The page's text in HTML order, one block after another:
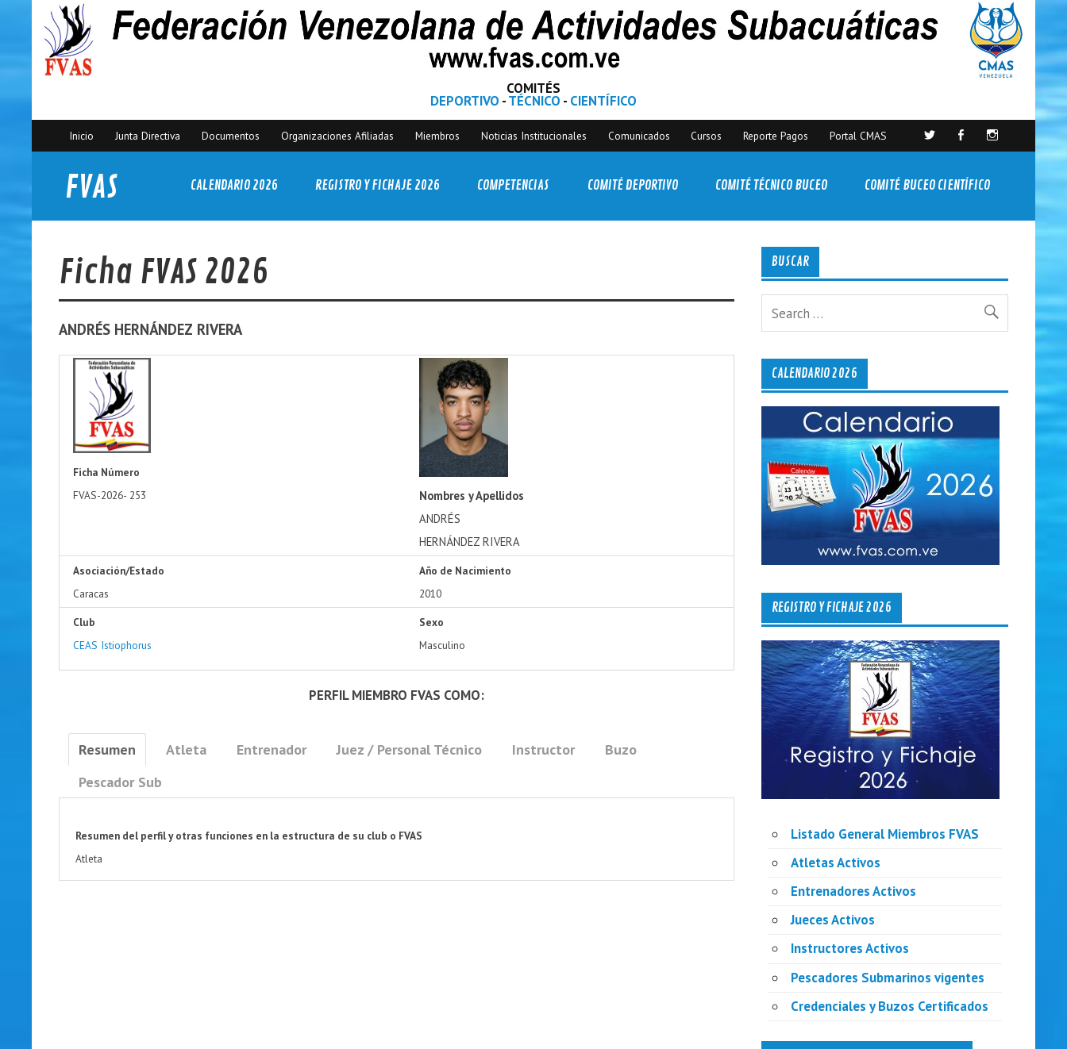
COMITÉS
DEPORTIVO -TÉCNICO - CIENTÍFICO
Inicio Junta Directiva Documentos Organizaciones Afiliadas Miembros Noticias Institucionales Comunicados Cursos Reporte Pagos Portal CMAS
FVAS
Federación Venezolana de Actividades Subacuáticas
CALENDARIO 2026 REGISTRO Y FICHAJE 2026 COMPETENCIAS COMITÉ DEPORTIVO COMITÉ TÉCNICO BUCEO COMITÉ BUCEO CIENTÍFICO
Ficha FVAS 2026
ANDRÉS HERNÁNDEZ RIVERA
Ficha Número
FVAS-2026- 253
Nombres y Apellidos
ANDRÉS
HERNÁNDEZ RIVERA
Asociación/Estado
Caracas
Año de Nacimiento
2010
Club
CEAS Istiophorus
Sexo
Masculino
PERFIL MIEMBRO FVAS COMO:
Resumen Atleta Entrenador Juez / Personal Técnico Instructor
Buzo
Pescador Sub
Resumen del perfil y otras funciones en la estructura de su club o FVAS
Atleta
BUSCAR
CALENDARIO 2026
REGISTRO Y FICHAJE 2026
Listado General Miembros FVAS
Atletas Activos
Entrenadores Activos
Jueces Activos
Instructores Activos
Pescadores Submarinos vigentes
Credenciales y Buzos Certificados